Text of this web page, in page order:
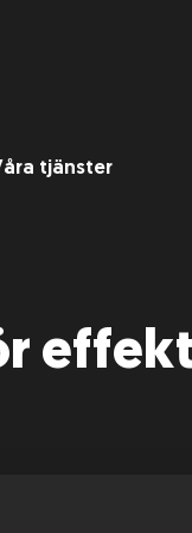
tjänster